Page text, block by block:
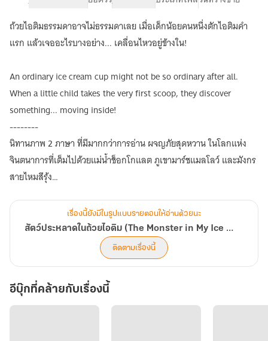
Cream
Cup)
ติม
(The
Monster
Ice
Cream
ถ้วยไอติมธรรมดาอาจไม่ธรรมดาเลย เมื่อเด็กน้อยคนหนึ่งตักไอติมคำ
แรก แล้วเจออะไรบางอย่าง... เคลื่อนไหวอยู่ข้างใน!
An ordinary ice cream cup might not be so ordinary after all.
When a little child takes the very first scoop, they discover
something... moving inside!
--------
นิทานภาพ 2 ภาษา ที่มีมากกว่าการอ่าน ผจญภัยสุดหวาน ในโลกแห่ง
จินตนาการที่เต็มไปด้วยแม่น้ำช็อกโกแลต ภูเขามาร์ชแมลโลว์ และมังกร
สายไหมสีรุ้ง
ประกอบสีสันสดใส
- บทเรียนชีวิต เรื่องมิตรภาพ ความเมตตา และการช่วยเหลือผู้อื่น
เหมาะสำหรับ
- เด็ก 4-8 ปี ที่ชอบนิทานและเกม
- ผู้ปกครองที่ต้องการหนังสือเสริมทักษะการอ่าน และจินตนาการให้แก่
ลูกน้อย
เรื่องนี้ยังมีในรูปแบบรายตอนให้อ่านด้วยนะ
สัตว์ประหลาดในถ้วยไอติม (The Monster in My Ice Cream Cup)
ติดตามเรื่องนี้
อีบุ๊กที่คล้ายกับเรื่องนี้